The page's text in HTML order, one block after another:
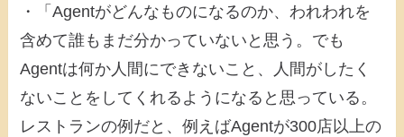
・「Agentがどんなものになるのか、われわれを
含めて誰もまだ分かっていないと思う。でも
Agentは何か人間にできないこと、人間がしたく
ないことをしてくれるようになると思っている。
レストランの例だと、例えばAgentが300店以上の